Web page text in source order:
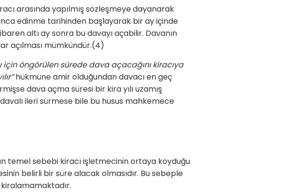
arasında yapılmış sözleşmeye dayanarak
edinme tarihinden başlayarak bir ay içinde
altı ay sonra bu davayı açabilir. Davanın
açılması mümkündür.(4)
için öngörülen sürede dava açacağını kiracıya
hükmüne amir olduğundan davacı en geç
dava açma süresi bir kira yılı uzamış
ileri sürmese bile bu husus mahkemece
temel sebebi kiracı işletmecinin ortaya koyduğu
belirli bir süre alacak olmasıdır. Bu sebeple
kiralamamaktadır.